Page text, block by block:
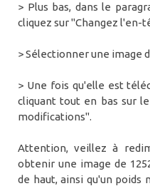
> Plus bas, dans le
cliquez sur "Changez l'en-
> Sélectionner une image
> Une fois qu'elle est
cliquant tout en bas sur
modifications".
Attention, veillez à
obtenir une image de
de haut, ainsi qu'un poids